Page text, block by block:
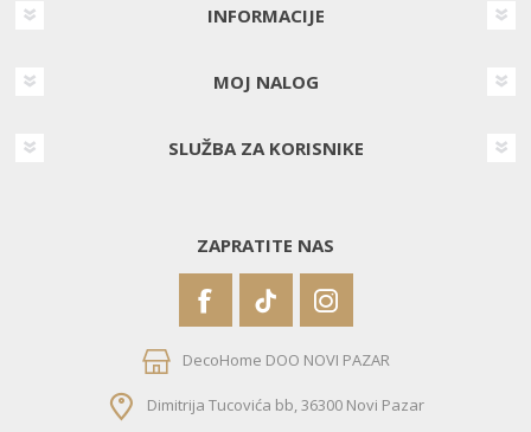
INFORMACIJE
MOJ NALOG
SLUŽBA ZA KORISNIKE
ZAPRATITE NAS
DecoHome DOO NOVI PAZAR
Dimitrija Tucovića bb, 36300 Novi Pazar